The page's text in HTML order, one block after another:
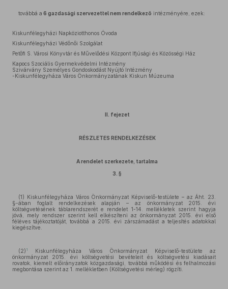
továbbá a 6 gazdasági szervezettel nem rendelkező intézményére, ezek:
Kiskunfélegyházi Napköziotthonos Óvoda
Kiskunfélegyházi Védőnői Szolgálat
Petőfi S. Városi Könyvtár és Művelődési Központ Ifjúsági és Közösségi Ház
Kapocs Szociális Gyermekvédelmi Intézmény
Szivárvány Személyes Gondoskodást Nyújtó Intézmény
-Kiskunfélegyháza Város Önkormányzatának Kiskun Múzeuma
II. fejezet
RÉSZLETES RENDELKEZÉSEK
A rendelet szerkezete, tartalma
3. §
(1) Kiskunfélegyháza Város Önkormányzat Képviselő-testülete – az Áht. 23.
§-ában foglalt rendelkezések alapján – az önkormányzat 2015. évi
költségvetésének táblarendszerét e rendelet 1-14. mellékletek szerint hagyja
jóvá, mely rendszer szerint kell elkészíteni az önkormányzat 2015. évi első
féléves tájékoztatóját, továbbá a 2015. évi zárszámadást a teljesítés adatokkal
kiegészítve.
(2) 1
Kiskunfélegyháza Város Önkormányzat Képviselő-testülete az
önkormányzat 2015. évi költségvetési bevételeit és költségvetési kiadásait
rovatok, kiemelt előirányzatok közgazdasági, továbbá működési és felhalmozási
megbontása szerint az 1. mellékletben (Költségvetési mérleg) rögzíti.